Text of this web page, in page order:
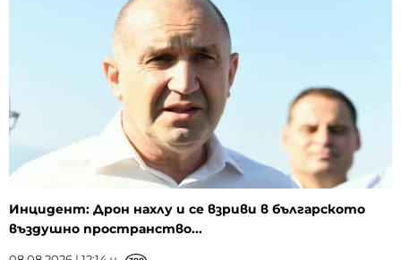
Инцидент: Дрон нахлу и се взриви в българското
въздушно пространство...